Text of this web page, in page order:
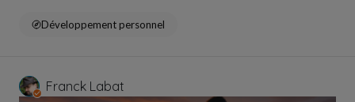
Développement personnel
Franck Labat